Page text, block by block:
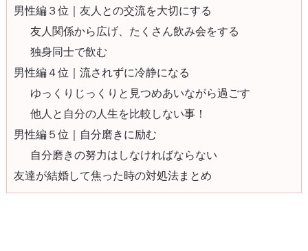
男性編３位｜友人との交流を大切にする
友人関係から広げ、たくさん飲み会をする
独身同士で飲む
男性編４位｜流されずに冷静になる
ゆっくりじっくりと見つめあいながら過ごす
他人と自分の人生を比較しない事！
男性編５位｜自分磨きに励む
自分磨きの努力はしなければならない
友達が結婚して焦った時の対処法まとめ